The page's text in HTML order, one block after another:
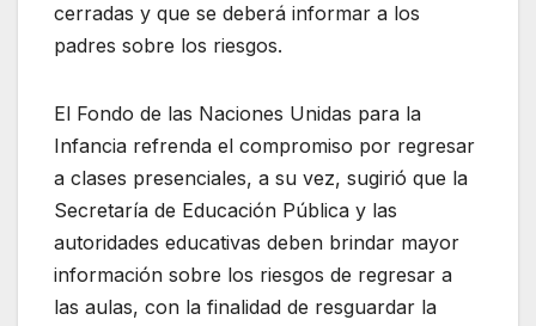
cerradas y que se deberá informar a los
padres sobre los riesgos.
El Fondo de las Naciones Unidas para la
Infancia refrenda el compromiso por regresar
a clases presenciales, a su vez, sugirió que la
Secretaría de Educación Pública y las
autoridades educativas deben brindar mayor
información sobre los riesgos de regresar a
las aulas, con la finalidad de resguardar la